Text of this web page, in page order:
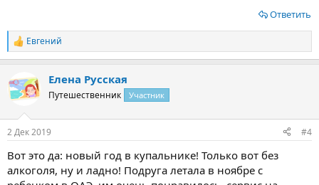
Ответить
Р
е
к
ц
и
Евгений
Елена Русская
Путешественник Участник
2 Дек 2019 #4
Вот это да: новый год в купальнике! Только вот без
алкоголя, ну и ладно! Подруга летала в ноябре с